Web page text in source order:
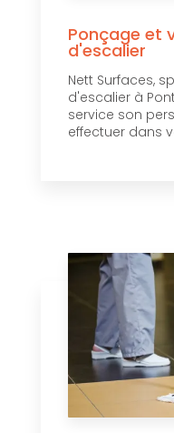
Ponçage et
d'escalier
Nett Surfaces,
d'escalier à
service son
effectuer dans